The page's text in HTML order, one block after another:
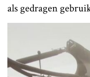
als gedragen